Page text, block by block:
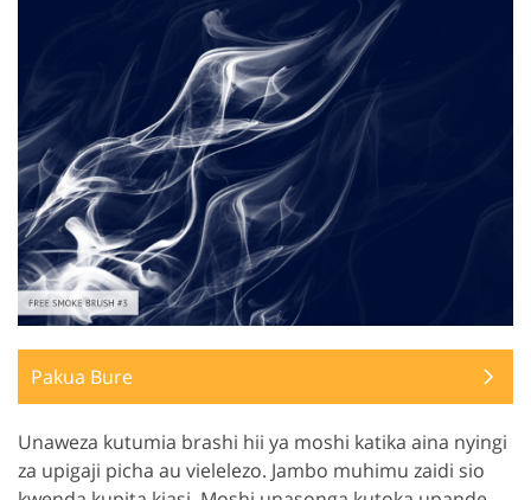
Pakua Bure
Unaweza kutumia brashi hii ya moshi katika aina nyingi
za upigaji picha au vielelezo. Jambo muhimu zaidi sio